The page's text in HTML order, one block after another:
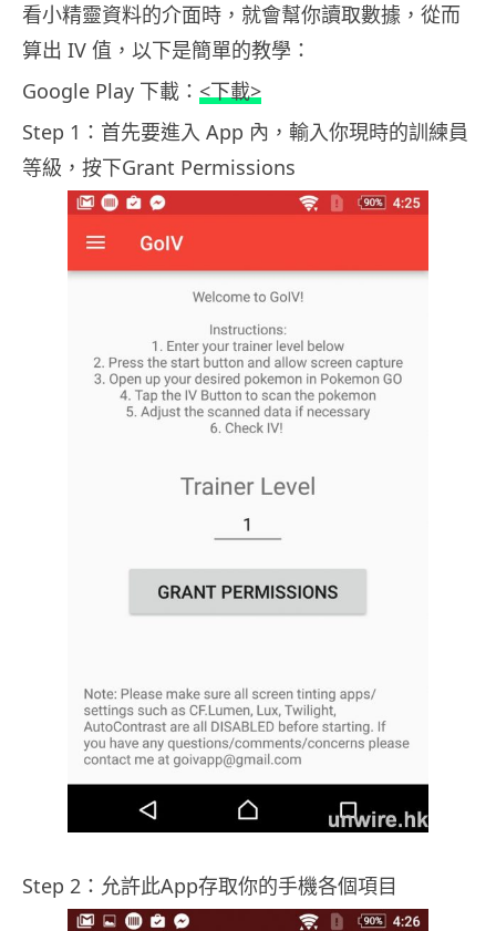
看小精靈資料的介面時，就會幫你讀取數據，從而
算出 IV 值，以下是簡單的教學：
Google Play 下載： <下載>
Step 1：首先要進入 App 內，輸入你現時的訓練員
等級，按下Grant Permissions
Step 2：允許此App存取你的手機各個項目